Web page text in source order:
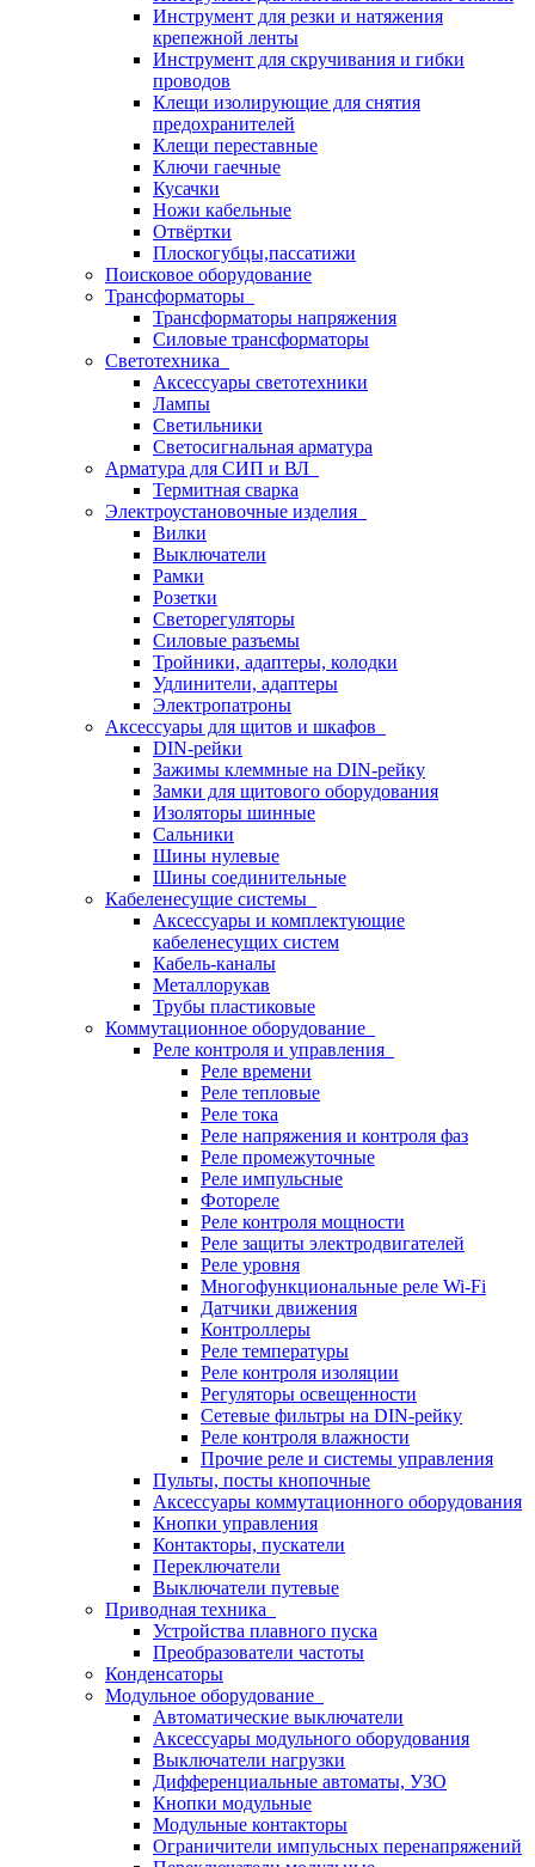
Инструмент для резки и натяжения
крепежной ленты
Инструмент для скручивания и гибки
проводов
Клещи изолирующие для снятия
предохранителей
Клещи переставные
Ключи гаечные
Кусачки
Ножи кабельные
Отвёртки
Плоскогубцы,пассатижи
Поисковое оборудование
Трансформаторы
Трансформаторы напряжения
Силовые трансформаторы
Светотехника
Аксессуары светотехники
Лампы
Светильники
Светосигнальная арматура
Арматура для СИП и ВЛ
Термитная сварка
Электроустановочные изделия
Вилки
Выключатели
Рамки
Розетки
Светорегуляторы
Силовые разъемы
Тройники, адаптеры, колодки
Удлинители, адаптеры
Электропатроны
Аксессуары для щитов и шкафов
DIN-рейки
Зажимы клеммные на DIN-рейку
Замки для щитового оборудования
Изоляторы шинные
Сальники
Шины нулевые
Шины соединительные
Кабеленесущие системы
Аксессуары и комплектующие
кабеленесущих систем
Кабель-каналы
Металлорукав
Трубы пластиковые
Коммутационное оборудование
Реле контроля и управления
Реле времени
Реле тепловые
Реле тока
Реле напряжения и контроля фаз
Реле промежуточные
Реле импульсные
Фотореле
Реле контроля мощности
Реле защиты электродвигателей
Реле уровня
Многофункциональные реле Wi-Fi
Датчики движения
Контроллеры
Реле температуры
Реле контроля изоляции
Регуляторы освещенности
Сетевые фильтры на DIN-рейку
Реле контроля влажности
Прочие реле и системы управления
Пульты, посты кнопочные
Аксессуары коммутационного оборудования
Кнопки управления
Контакторы, пускатели
Переключатели
Выключатели путевые
Приводная техника
Устройства плавного пуска
Преобразователи частоты
Конденсаторы
Модульное оборудование
Автоматические выключатели
Аксессуары модульного оборудования
Выключатели нагрузки
Дифференциальные автоматы, УЗО
Кнопки модульные
Модульные контакторы
Ограничители импульсных перенапряжений